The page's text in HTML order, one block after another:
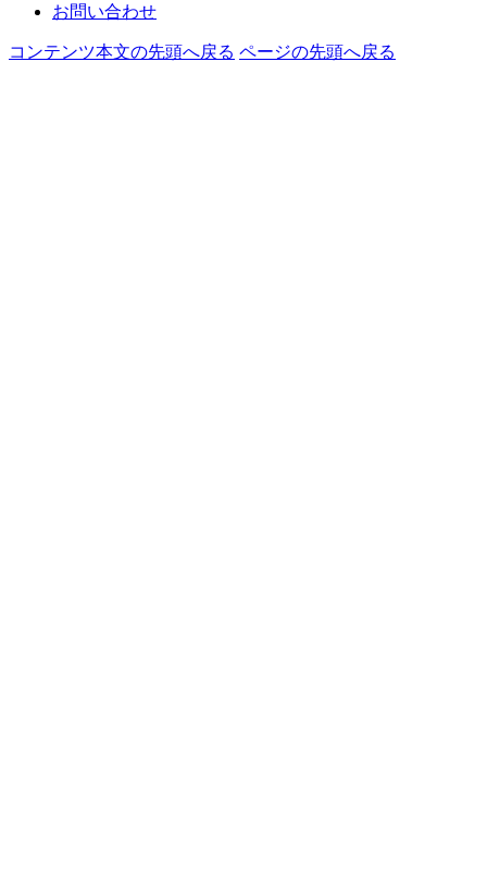
お問い合わせ
コンテンツ本文の先頭へ戻る ページの先頭へ戻る